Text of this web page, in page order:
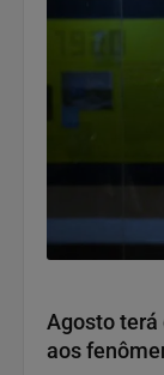
Agosto
aos